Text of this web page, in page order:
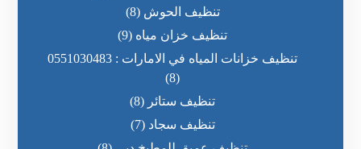
تنظيف الحوش (8)
تنظيف خزان مياه (9)
تنظيف خزانات المياه في الامارات : 0551030483
(8)
تنظيف ستائر (8)
تنظيف سجاد (7)